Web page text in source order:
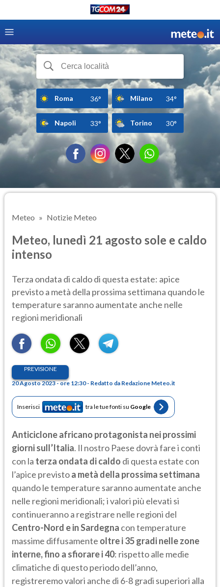
Roma 36° Milano 34°
Napoli 33° Torino 30°
Meteo Notizie Meteo
Meteo, lunedì 21 agosto sole e caldo
intenso
Terza ondata di caldo di questa estate: apice
previsto a metà della prossima settimana quando le
temperature saranno aumentate anche nelle
regioni meridionali
PREVISIONE
20 Agosto 2023 - ore 12:30 - Redatto da Redazione Meteo.it
Inserisci tra le tue fonti su Google
Anticiclone africano protagonista nei prossimi
giorni sull’Italia. Il nostro Paese dovrà fare i conti
con la terza ondata di caldo di questa estate con
l’apice previstoa metà della prossima settimana
quando le temperature saranno aumentate anche
nelle regioni meridionali; i valori più elevati si
continueranno a registrare nelle regioni del
Centro-Nord e in Sardegna con temperature
massime diffusamente oltre i 35 gradi nelle zone
interne, fino a sfiorare i 40: rispetto alle medie
climatiche di questo periodo dell’anno,
registreremo valori anche di 6-8 gradi superiori alla